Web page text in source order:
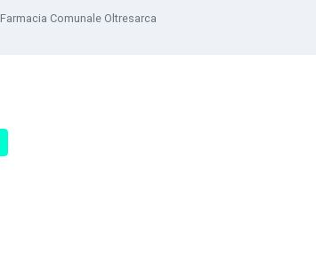
Farmacia Comunale Oltresarca